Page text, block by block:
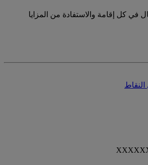
في كل إقامة والاستفادة من المزايا